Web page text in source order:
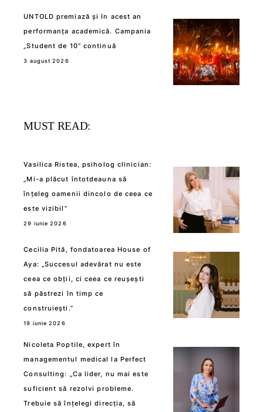
UNTOLD premiază și în acest an
performanța academică. Campania
„Student de 10” continuă
3 august 2026
MUST READ:
Vasilica Ristea, psiholog clinician:
„Mi-a plăcut întotdeauna să
înțeleg oamenii dincolo de ceea ce
este vizibil”
29 iunie 2026
Cecilia Pită, fondatoarea House of
Aya: „Succesul adevărat nu este
ceea ce obții, ci ceea ce reușești
să păstrezi în timp ce
construiești.”
19 iunie 2026
Nicoleta Poptile, expert în
managementul medical la Perfect
Consulting: „Ca lider, nu mai este
suficient să rezolvi probleme.
Trebuie să înțelegi direcția, să